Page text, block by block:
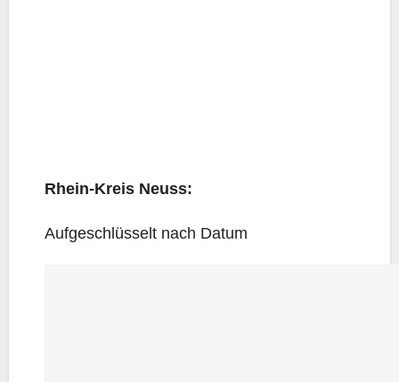
Rhein-Kreis Neuss:
Auf­ge­schlüs­selt nach Datum